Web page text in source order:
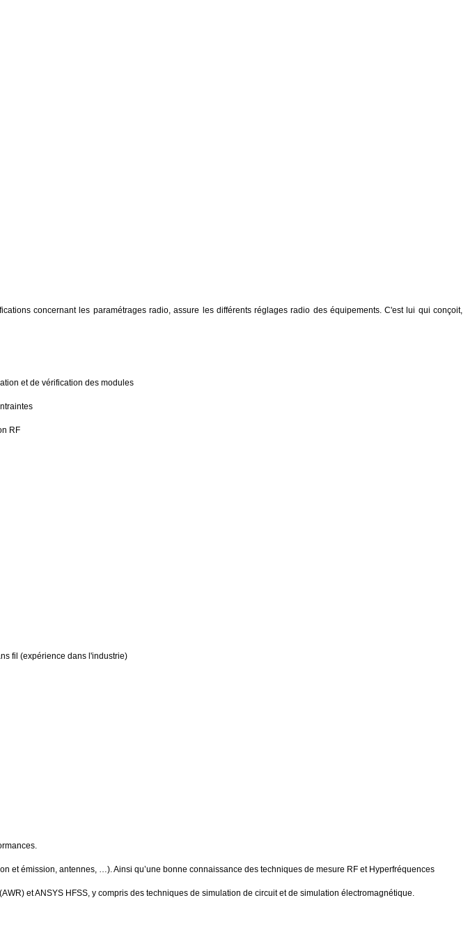
concernant les paramétrages radio, assure les différents réglages radio des équipements. C'est lui qui conçoit,
et de vérification des modules
RF
fil (expérience dans l'industrie)
émission, antennes, …). Ainsi qu’une bonne connaissance des techniques de mesure RF et Hyperfréquences
et ANSYS HFSS, y compris des techniques de simulation de circuit et de simulation électromagnétique.